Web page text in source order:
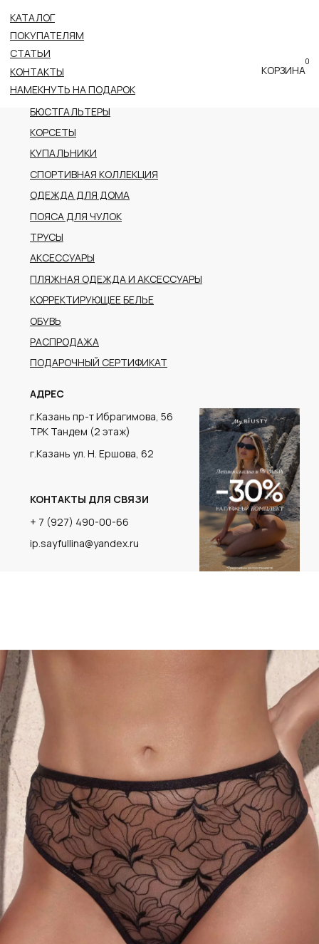
КАТАЛОГ
ПОКУПАТЕЛЯМ
СТАТЬИ
КОНТАКТЫ
ВСЕ КАТЕГОРИИ
НОВОЕ ПОСТУПЛЕНИЕ
ПРЕМИАЛЬНАЯ КОЛЛЕКЦИЯ
БЮСТГАЛЬТЕРЫ
КОРСЕТЫ
КУПАЛЬНИКИ
ОДЕЖДА ДЛЯ ДОМА
ПОЯСА ДЛЯ ЧУЛОК
ТРУСЫ
РАСПРОДАЖА
ПЛЯЖНАЯ ОДЕЖДА И АКСЕССУАРЫ
КОРРЕКТИРУЮЩЕЕ БЕЛЬЕ
АДРЕС
г.Казань пр-т Ибрагимова, 56
ТРК Тандем (2 этаж)
КОНТАКТЫ ДЛЯ СВЯЗИ
ПОДАРОЧНЫЙ СЕРТИФИКАТ
г.Казань ул. Н. Ершова, 62